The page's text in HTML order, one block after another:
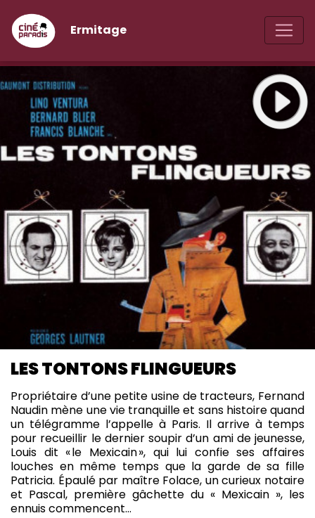
Ermitage
LES TONTONS FLINGUEURS
Propriétaire d’une petite usine de tracteurs, Fernand
Naudin mène une vie tranquille et sans histoire quand
un télégramme l’appelle à Paris. Il arrive à temps
pour recueillir le dernier soupir d’un ami de jeunesse,
Louis dit « le Mexicain », qui lui confie ses affaires
louches en même temps que la garde de sa fille
Patricia. Épaulé par maître Folace, un curieux notaire
et Pascal, première gâchette du « Mexicain », les
ennuis commencent…